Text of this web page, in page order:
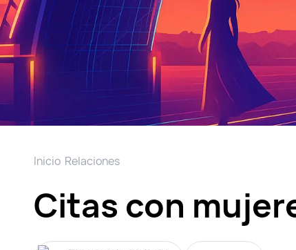
Inicio Relaciones
Citas con